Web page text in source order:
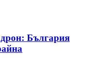
България